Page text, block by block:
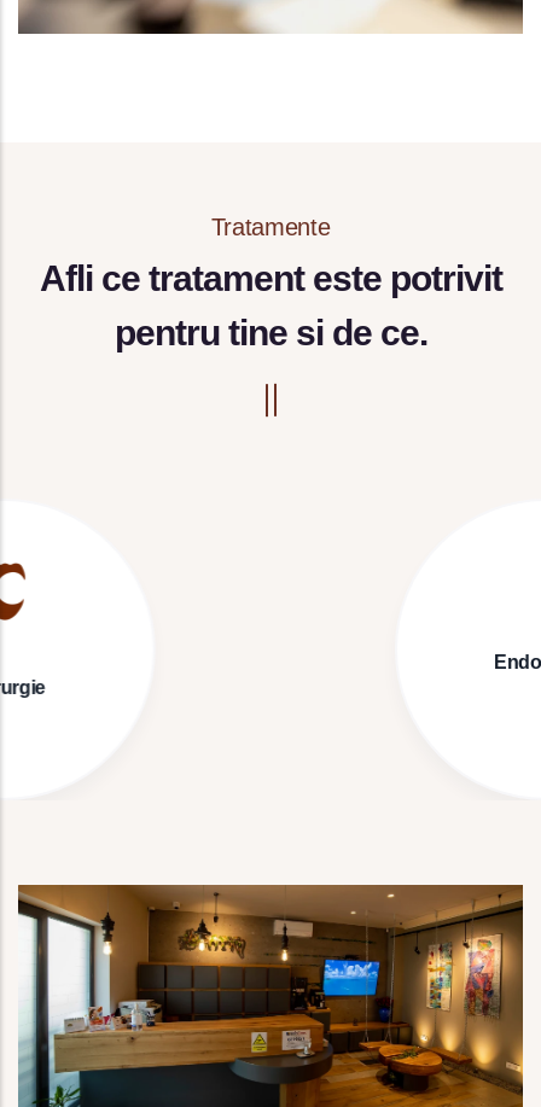
Tratamente
Afli ce tratament este potrivit
pentru tine si de ce.